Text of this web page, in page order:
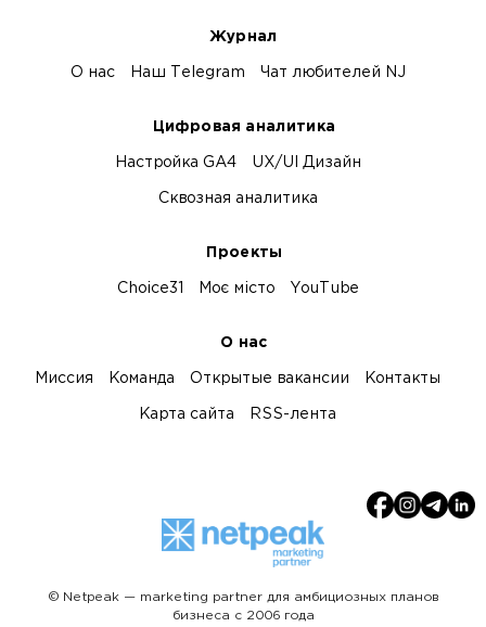
Журнал
О нас Наш Telegram Чат любителей NJ
Цифровая аналитика
Настройка GA4 UX/UI Дизайн
Сквозная аналитика
Проекты
Choice31 Моє місто YouTube
О нас
Миссия Команда Открытые вакансии Контакты
Карта сайта RSS-лента
© Netpeak — marketing partner для амбициозных планов
бизнеса с 2006 года